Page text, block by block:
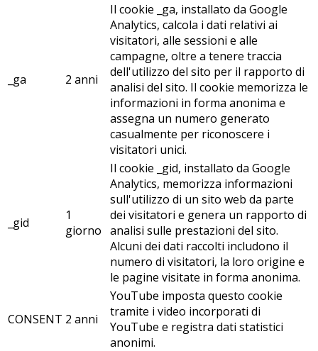
_ga 2 anni
Il cookie _ga, installato da Google
Analytics, calcola i dati relativi ai
visitatori, alle sessioni e alle
campagne, oltre a tenere traccia
dell'utilizzo del sito per il rapporto di
analisi del sito. Il cookie memorizza le
informazioni in forma anonima e
assegna un numero generato
casualmente per riconoscere i
visitatori unici.
_gid
1
giorno
Il cookie _gid, installato da Google
Analytics, memorizza informazioni
sull'utilizzo di un sito web da parte
dei visitatori e genera un rapporto di
analisi sulle prestazioni del sito.
Alcuni dei dati raccolti includono il
numero di visitatori, la loro origine e
le pagine visitate in forma anonima.
CONSENT 2 anni
YouTube imposta questo cookie
tramite i video incorporati di
YouTube e registra dati statistici
anonimi.